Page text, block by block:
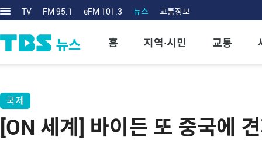
TV FM 95.1 eFM 101.3 뉴스 교통정보
홈 지역·시민 교통
국제
[ON 세계] 바이든 또 중국에